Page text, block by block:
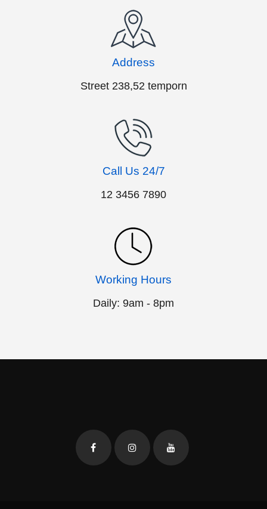
Address
Street 238,52 temporn
Call Us 24/7
12 3456 7890
Working Hours
Daily: 9am - 8pm